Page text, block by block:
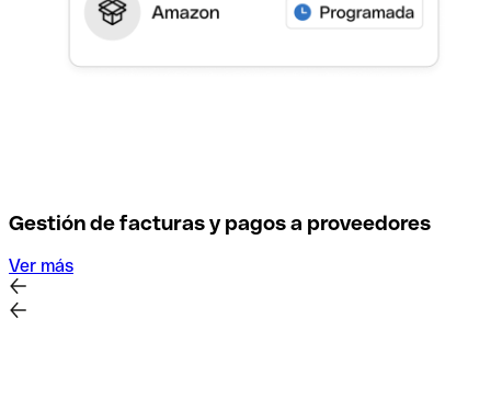
Gestión de facturas y pagos a proveedores
Ver más